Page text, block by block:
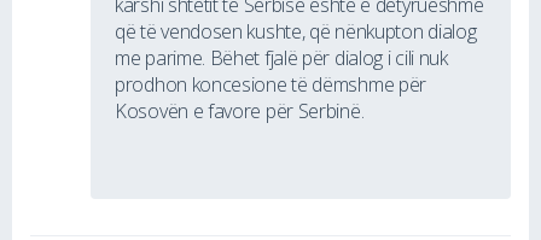
që të vendosen kushte, që nënkupton dialog
me parime. Bëhet fjalë për dialog i cili nuk
prodhon koncesione të dëmshme për
Kosovën e favore për Serbinë.